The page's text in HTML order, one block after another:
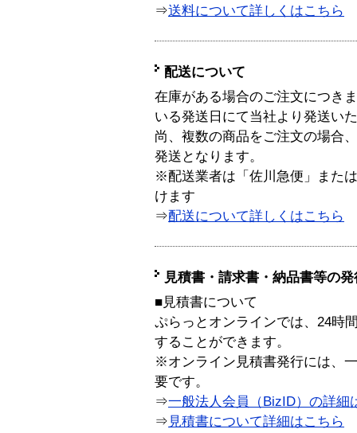
⇒送料について詳しくはこちら
配送について
在庫がある場合のご注文につき
いる発送日にて当社より発送い
尚、複数の商品をご注文の場合
発送となります。
※配送業者は「佐川急便」また
けます
⇒配送について詳しくはこちら
見積書・請求書・納品書等の
■見積書について
ぷらっとオンラインでは、24時
することができます。
※オンライン見積書発行には、
要です。
⇒一般法人会員（BizID）の詳細
⇒ 見積書について詳細はこちら